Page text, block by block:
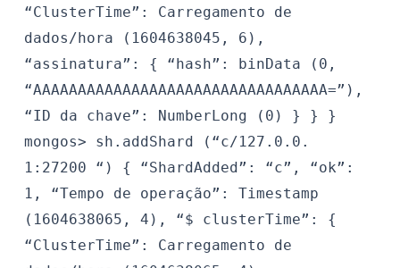
“ClusterTime”: Carregamento de
dados/hora (1604638045, 6),
“assinatura”: {
“hash”: binData (0,
“AAAAAAAAAAAAAAAAAAAAAAAAAAAAAAAAA=”),
“ID da chave”: NumberLong (0)
} }
}
mongos> sh.addShard (“c/127.0.0.
1:27200 “)
{ “ShardAdded”: “c”,
“ok”:
1,
“Tempo de operação”: Timestamp
(1604638065, 4),
“$ clusterTime”: {
“ClusterTime”: Carregamento de